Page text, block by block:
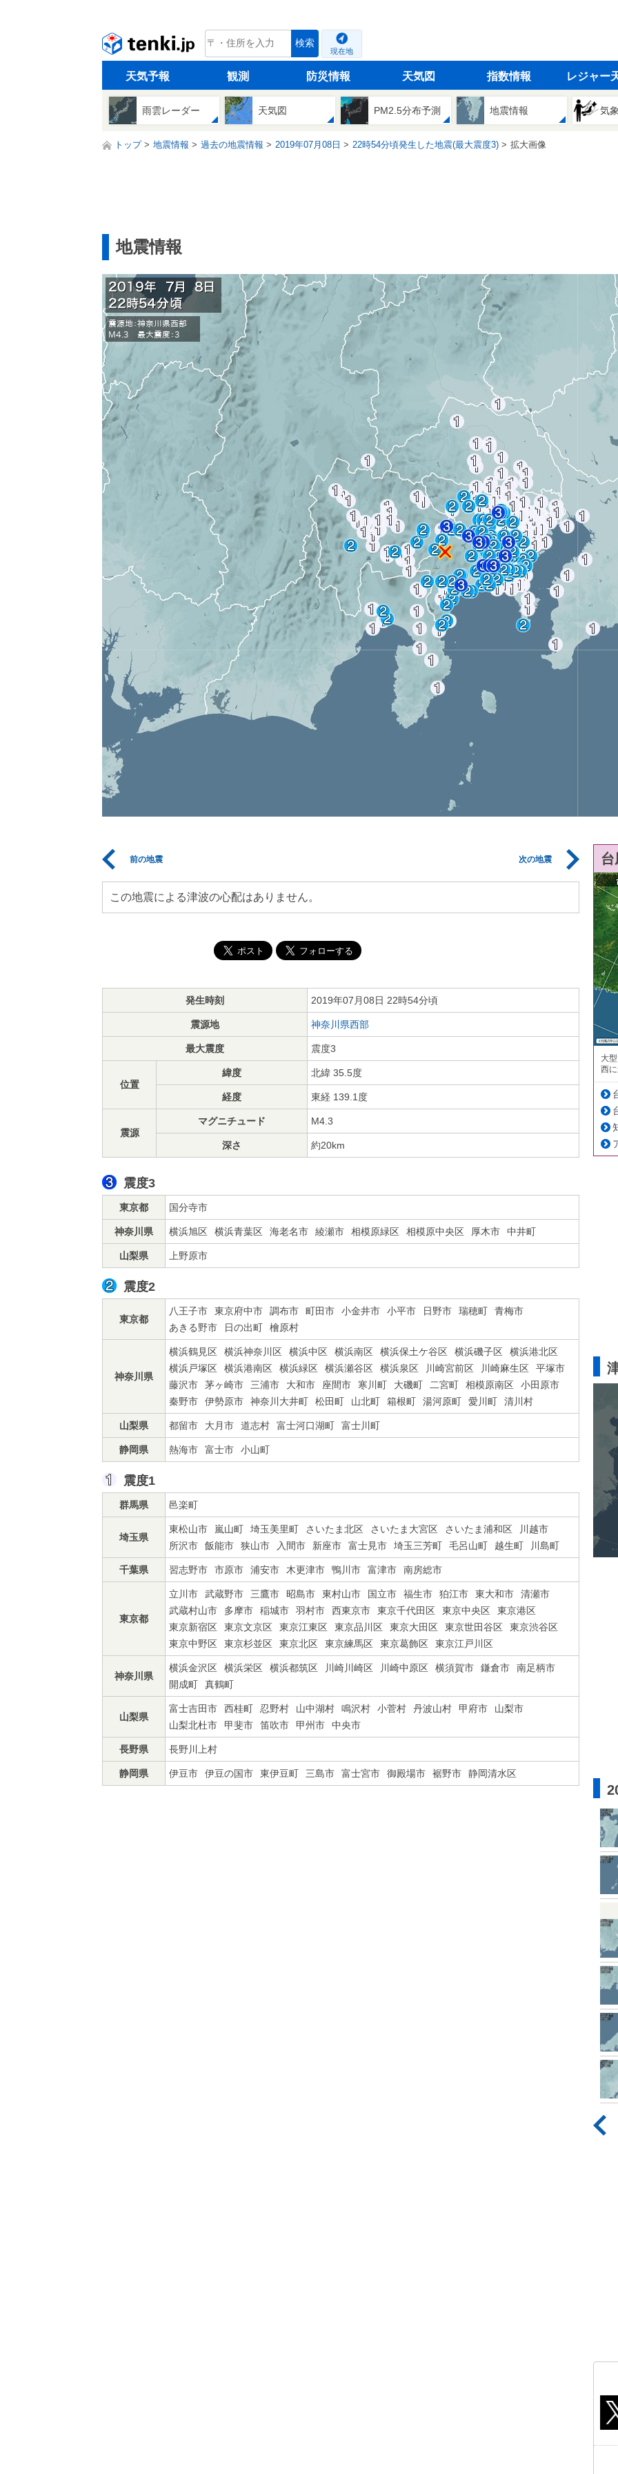
tenki.jp 検索
現在地
天気予報 観測 防災情報 天気図 指数情報 レジャー
雨雲レーダー 天気図 PM2.5分布予測 地震情報 気
トップ 地震情報 過去の地震情報 2019年07月08日 22時54分頃発生した地震(最大震度3) 拡大画像
地震情報
前の地震 次の地震
この地震による津波の心配はありません。
発生時刻 2019年07月08日 22時54分頃
震源地 神奈川県西部
最大震度 震度3
位置
緯度 北緯 35.5度
経度 東経 139.1度
震源
マグニチュード M4.3
深さ 約20km
震度3
東京都 国分寺市
神奈川県 横浜旭区 横浜青葉区 海老名市 綾瀬市 相模原緑区 相模原中央区 厚木市 中井町
山梨県 上野原市
震度2
東京都
八王子市 東京府中市 調布市 町田市 小金井市 小平市 日野市 瑞穂町
青梅市
あきる野市
日の出町 檜原村
神奈川県
横浜鶴見区 横浜神奈川区 横浜中区 横浜南区 横浜保土ケ谷区 横浜磯子区
横浜港北区
横浜戸塚区
横浜港南区 横浜緑区 横浜瀬谷区 横浜泉区 川崎宮前区 川崎麻生区
平塚市
藤沢市
茅ヶ崎市 三浦市 大和市 座間市 寒川町 大磯町 二宮町 相模原南区
小田原市
秦野市
伊勢原市 神奈川大井町 松田町 山北町 箱根町 湯河原町 愛川町 清川村
山梨県 都留市 大月市 道志村 富士河口湖町 富士川町
静岡県 熱海市 富士市 小山町
震度1
群馬県 邑楽町
埼玉県
東松山市 嵐山町 埼玉美里町 さいたま北区 さいたま大宮区 さいたま浦和区
川越市
所沢市
飯能市 狭山市 入間市 新座市 富士見市 埼玉三芳町 毛呂山町 越生町 川島町
千葉県 習志野市 市原市 浦安市 木更津市 鴨川市 富津市 南房総市
東京都
立川市 武蔵野市 三鷹市 昭島市 東村山市 国立市 福生市 狛江市 東大和市
清瀬市
武蔵村山市
多摩市 稲城市 羽村市 西東京市 東京千代田区 東京中央区
東京港区
東京新宿区
東京文京区 東京江東区 東京品川区 東京大田区 東京世田谷区
東京渋谷区
東京中野区
東京杉並区 東京北区 東京練馬区 東京葛飾区 東京江戸川区
神奈川県
横浜金沢区 横浜栄区 横浜都筑区 川崎川崎区 川崎中原区 横須賀市 鎌倉市
南足柄市
開成町
真鶴町
山梨県
富士吉田市 西桂町 忍野村 山中湖村 鳴沢村 小菅村 丹波山村 甲府市
山梨市
山梨北杜市
甲斐市 笛吹市 甲州市 中央市
長野県 長野川上村
静岡県 伊豆市 伊豆の国市 東伊豆町 三島市 富士宮市 御殿場市 裾野市 静岡清水区
大
西